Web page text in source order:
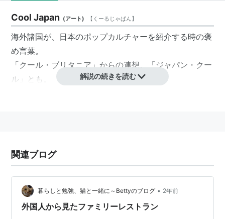
Cool Japan (アート) 【 くーるじゃぱん】
海外諸国が、日本のポップカルチャーを紹介する時の褒
め言葉。
「クール・ブリタニア」からの連想。「ジャパン・クー
ル」とも。
ないかという危惧から、日本の漫画・アニメファンから
は歓迎されていないのが実状である。
日本の経済産業省が、クリエイティブ産業の育成と国外
への発信を支援する「クールジャパン」施策を推進して
解説の続きを読む
関連ブログ
暮らしと勉強、猫と一緒に～Bettyのブログ • 2年前
外国人から見たファミリーレストラン